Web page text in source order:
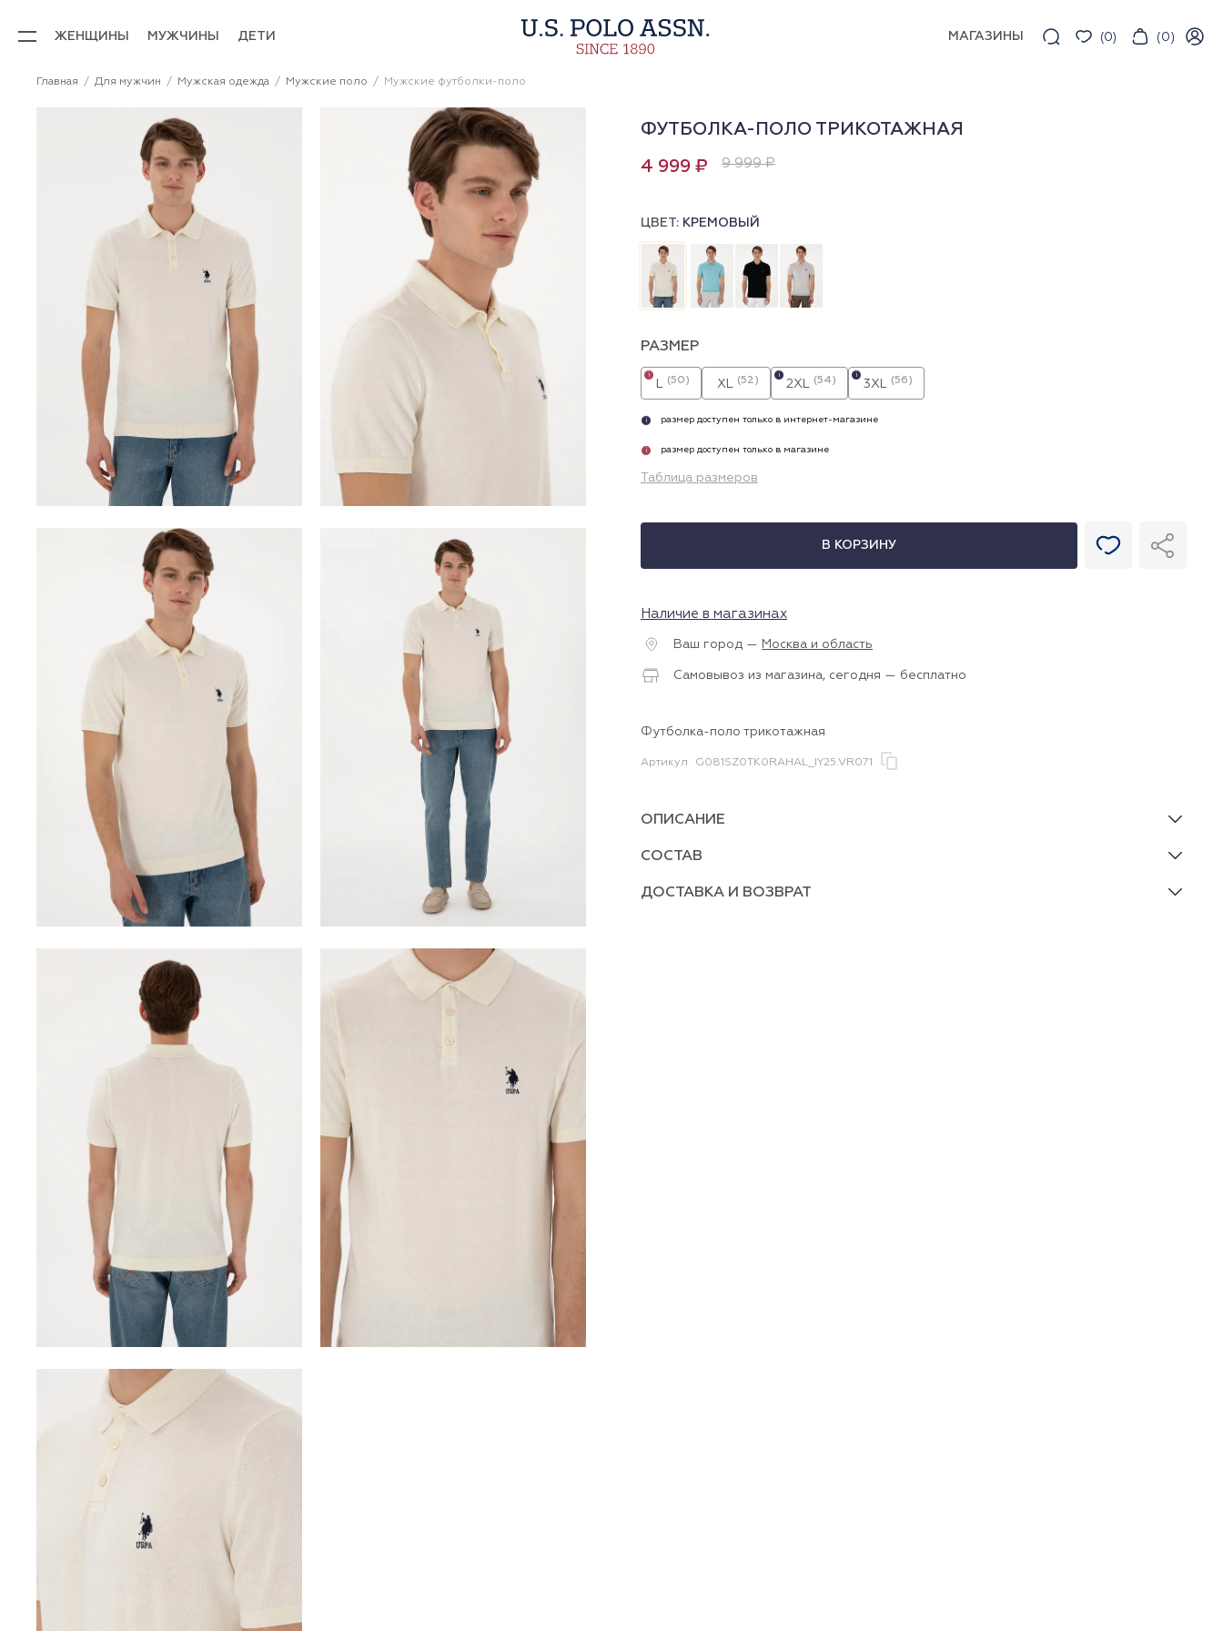
ЖЕНЩИНЫ МУЖЧИНЫ ДЕТИ МАГАЗИНЫ (0) (0)
Главная Для мужчин Мужская одежда Мужские поло Мужские футболки-поло
ФУТБОЛКА-ПОЛО ТРИКОТАЖНАЯ
4 999 ₽ 9 999 ₽
ЦВЕТ: КРЕМОВЫЙ
РАЗМЕР
L (50)
i
XL (52) 2XL (54)
i
3XL (56)
i
i размер доступен только в интернет-магазине
i размер доступен только в магазине
Таблица размеров
В КОРЗИНУ
Наличие в магазинах
Ваш город — Москва и область
Самовывоз из магазина, сегодня — бесплатно
Футболка-поло трикотажная
Артикул G081SZ0TK0RAHAL_IY25.VR071
ОПИСАНИЕ
СОСТАВ
ДОСТАВКА И ВОЗВРАТ